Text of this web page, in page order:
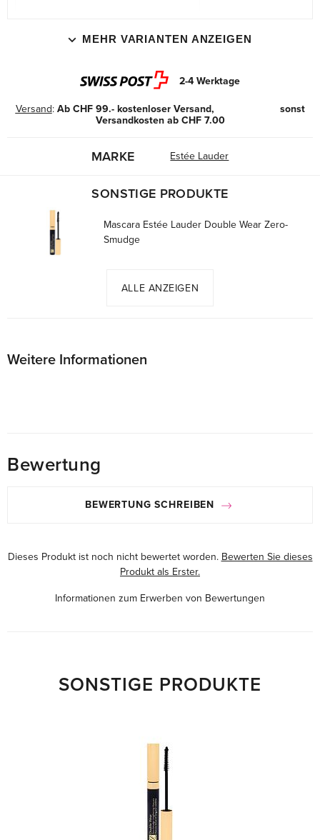
MEHR VARIANTEN ANZEIGEN
2-4 Werktage
Versand: Ab CHF 99.- kostenloser Versand, sonst
Versandkosten ab CHF 7.00
MARKE Estée Lauder
SONSTIGE PRODUKTE
Mascara Estée Lauder Double Wear Zero-
Smudge
ALLE ANZEIGEN
Weitere Informationen
Bewertung
BEWERTUNG SCHREIBEN
Dieses Produkt ist noch nicht bewertet worden. Bewerten Sie dieses
Produkt als Erster.
Informationen zum Erwerben von Bewertungen
SONSTIGE PRODUKTE